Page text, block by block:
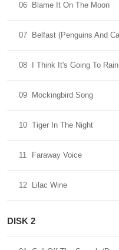
06 Blame It On The Moon
07 Belfast (Penguins And
08 I Think It's Going To
09 Mockingbird Song
10 Tiger In The Night
11 Faraway Voice
12 Lilac Wine
DISK 2